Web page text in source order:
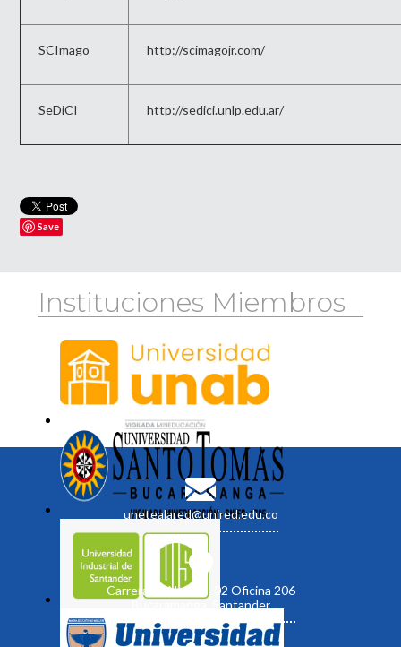
SCImago http://scimagojr.com/
SeDiCI http://sedici.unlp.edu.ar/
Save
Instituciones Miembros
unetealared@unired.edu.co
Carrera 19 No. 35 - 02 Oficina 206
Bucaramanga, Santander